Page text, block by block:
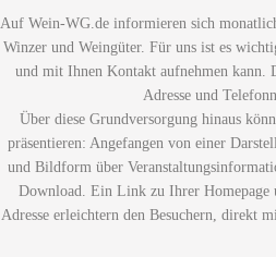
Auf Wein-WG.de informieren sich
Winzer und Weingüter. Für uns ist es
und mit Ihnen Kontakt aufnehmen kann.
Adresse und
Über diese Grundversorgung hinaus
präsentieren: Angefangen von einer
und Bildform über
Download. Ein Link zu Ihrer Homepage
Adresse erleichtern den Besuchern, direkt